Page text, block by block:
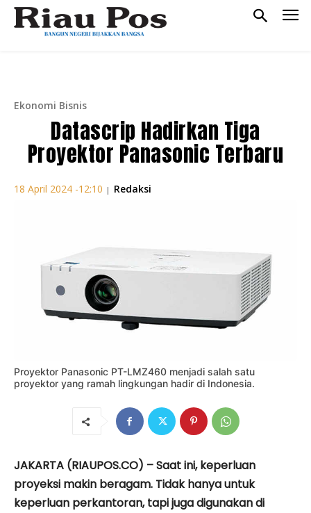
Ekonomi Bisnis
Datascrip Hadirkan Tiga
Proyektor Panasonic Terbaru
18 April 2024 -12:10 | Redaksi
Proyektor Panasonic PT-LMZ460 menjadi salah satu
proyektor yang ramah lingkungan hadir di Indonesia.
JAKARTA (RIAUPOS.CO) – Saat ini, keperluan
proyeksi makin beragam. Tidak hanya untuk
keperluan perkantoran, tapi juga digunakan di